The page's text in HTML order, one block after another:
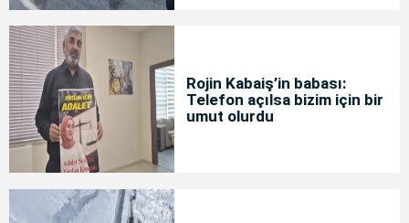
Rojin Kabaiş’in babası:
Telefon açılsa bizim için bir
umut olurdu